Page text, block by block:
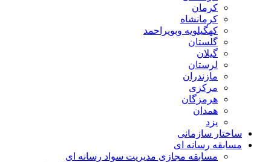
کرمان
کرمانشاه
کهگیلویه وبویراحمد
گلستان
گیلان
لرستان
مازندران
مرکزی
هرمزگان
همدان
یزد
ساختار سازمانی
مسابقه رسانه ای
مسابقه مجازی مدیریت سواد رسانه ای